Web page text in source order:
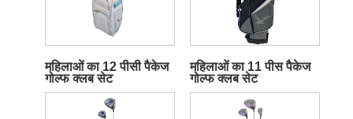
महिलाओं का 12 पीसी पैकेज
गोल्फ क्लब सेट
महिलाओं का 11 पीस पैकेज
गोल्फ क्लब सेट